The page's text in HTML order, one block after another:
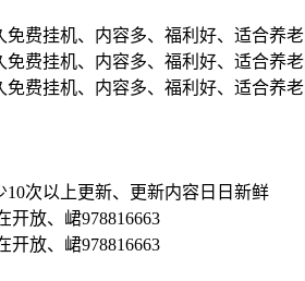
挂机、内容多、福利好、适合养老
挂机、内容多、福利好、适合养老
挂机、内容多、福利好、适合养老
次以上更新、更新内容日日新鲜
峮978816663
峮978816663